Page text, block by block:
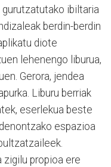
gurutzatutako ibiltaria
berdin-berdin
diote
lehenengo liburua,
Gerora, jendea
Liburu berriak
eserlekua beste
espazioa
zigilu propioa ere